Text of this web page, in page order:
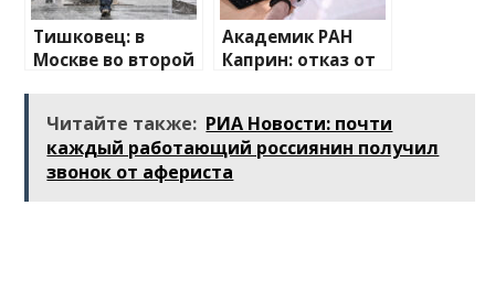
Тишковец: в
Москве во второй
формироваться
снежный покров
Академик РАН
Каприн: отказ от
поможет снизить
риск рака
Читайте также: РИА Новости: почти
каждый работающий россиянин получил
звонок от афериста